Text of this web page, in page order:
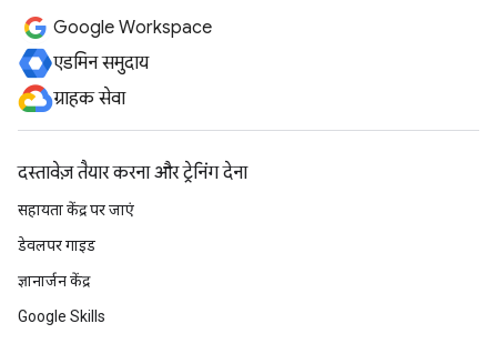
Google Workspace
एडमिन समुदाय
ग्राहक सेवा
दस्तावेज़ तैयार करना और ट्रेनिंग देना
सहायता केंद्र पर जाएं
डेवलपर गाइड
ज्ञानार्जन केंद्र
Google Skills